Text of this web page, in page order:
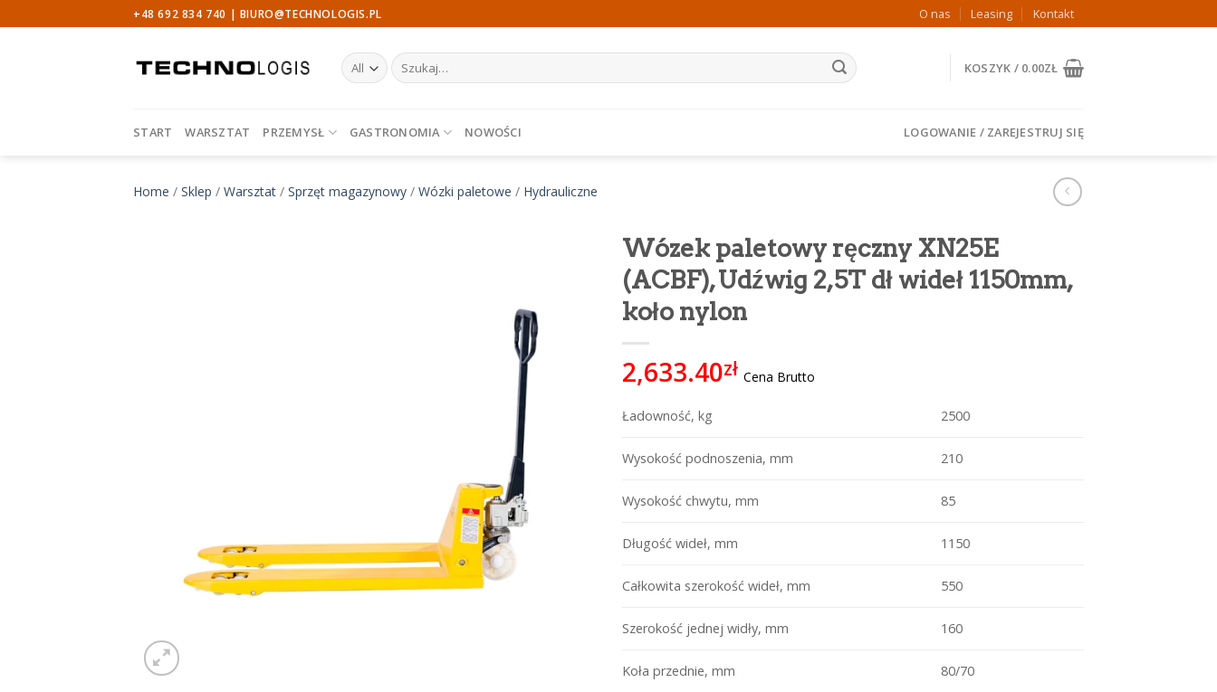
to
+48 692 834 740 | BIURO@TECHNOLOGIS.PL O nas Leasing Kontakt
Szukaj: KOSZYK / 0.00ZŁ
START WARSZTAT PRZEMYSŁ GASTRONOMIA NOWOŚCI LOGOWANIE / ZAREJESTRUJ SIĘ
Home / Sklep / Warsztat / Sprzęt magazynowy / Wózki paletowe / Hydrauliczne
Wózek paletowy ręczny XN25E
(ACBF), Udźwig 2,5T dł wideł 1150mm,
koło nylon
2,633.40zł Cena Brutto
Ładowność, kg 2500
Wysokość podnoszenia, mm 210
Wysokość chwytu, mm 85
Długość wideł, mm 1150
Całkowita szerokość wideł, mm 550
Szerokość jednej widły, mm 160
Koła przednie, mm 80/70